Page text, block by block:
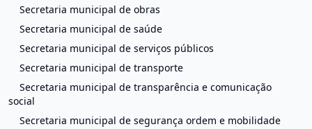
Secretaria municipal de obras
Secretaria municipal de saúde
Secretaria municipal de serviços públicos
Secretaria municipal de transporte
Secretaria municipal de transparência e comunicação
social
Secretaria municipal de segurança ordem e mobilidade